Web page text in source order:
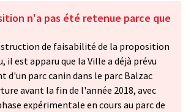
n'a pas été retenue parce que
de faisabilité de la proposition
il est apparu que la Ville a déjà prévu
d'un parc canin dans le parc Balzac
avant la fin de l'année 2018, avec
expérimentale en cours au parc de